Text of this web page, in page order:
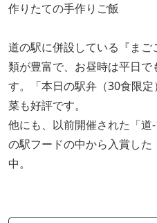
作りたての手作りご飯
道の駅に併設している『ま
類が豊富で、お昼時は平日
す。「本日の駅弁（30食限
菜も好評です。
他にも、以前開催された「
の駅フードの中から入賞し
中。